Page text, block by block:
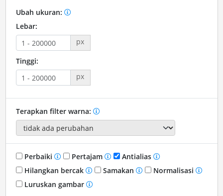
Ubah ukuran:
Lebar:
px
Tinggi:
px
Terapkan filter warna:
Perbaiki Pertajam
Antialias
Hilangkan bercak
Samakan
Normalisasi
Luruskan gambar